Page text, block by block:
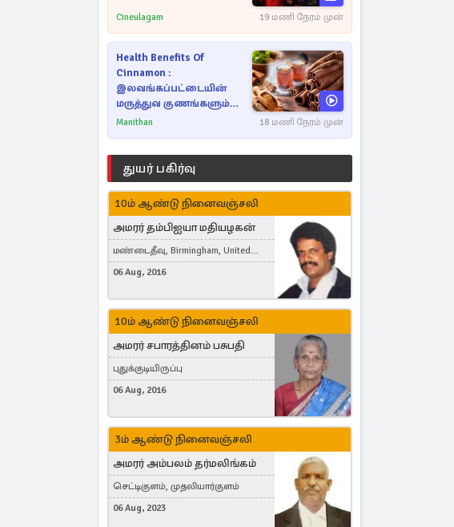
Cineulagam 19 மணி நேரம் முன்
Health Benefits Of
Cinnamon :
இலவங்கப்பட்டையின்
மருத்துவ குணங்களும்
ஆரோக்கிய
Manithan 18 மணி நேரம் முன்
துயர் பகிர்வு
10ம் ஆண்டு நினைவஞ்சலி
அமரர் தம்பிஐயா மதியழகன்
மண்டைதீவு, Birmingham, United
Kingdom
06 Aug, 2016
10ம் ஆண்டு நினைவஞ்சலி
அமரர் சபாரத்தினம் பசுபதி
புதுக்குடியிருப்பு
06 Aug, 2016
3ம் ஆண்டு நினைவஞ்சலி
அமரர் அம்பலம் தர்மலிங்கம்
செட்டிகுளம், முதலியார்குளம்
06 Aug, 2023